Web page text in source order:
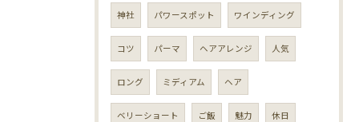
神社 パワースポット ワインディング
コツ パーマ ヘアアレンジ 人気
ロング ミディアム ヘア
ベリーショート ご飯 魅力 休日